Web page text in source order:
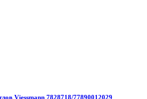
Viessmann 7828718/77890012029